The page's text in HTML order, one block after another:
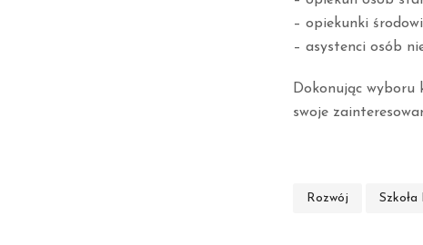
– opiekunki
– asystenci osób
Dokonując wyboru
swoje
Rozwój Szkoła